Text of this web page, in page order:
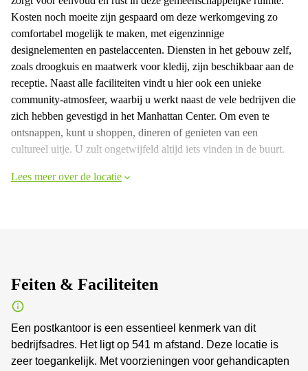
Kosten noch moeite zijn gespaard om deze werkomgeving zo
comfortabel mogelijk te maken, met eigenzinnige
designelementen en pastelaccenten. Diensten in het gebouw zelf,
zoals droogkuis en maatwerk voor kledij, zijn beschikbaar aan de
receptie. Naast alle faciliteiten vindt u hier ook een unieke
community-atmosfeer, waarbij u werkt naast de vele bedrijven die
zich hebben gevestigd in het Manhattan Center. Om even te
ontsnappen, kunt u shoppen, dineren of genieten van een
cultureel uitje. U zult ongetwijfeld altijd iets vinden in de buurt.
Lees meer over de locatie
Feiten & Faciliteiten
Een postkantoor is een essentieel kenmerk van dit
bedrijfsadres. Het ligt op 541 m afstand. Deze locatie is
zeer toegankelijk. Met voorzieningen voor gehandicapten